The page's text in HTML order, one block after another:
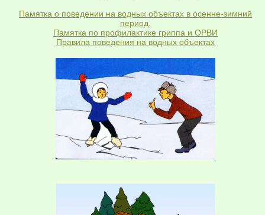
Памятка о поведении на водных объектах в осенне-зимний
период.
Памятка по профилактике гриппа и ОРВИ
Правила поведения на водных объектах